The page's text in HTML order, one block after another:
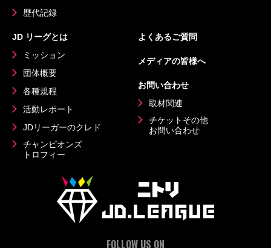
歴代記録
JD リーグとは
ミッション
団体概要
各種規程
活動レポート
JDリーガーのクレド
チャンピオンズ
トロフィー
よくあるご質問
メディアの皆様へ
お問い合わせ
取材関連
チケットその他
お問い合わせ
FOLLOW US ON